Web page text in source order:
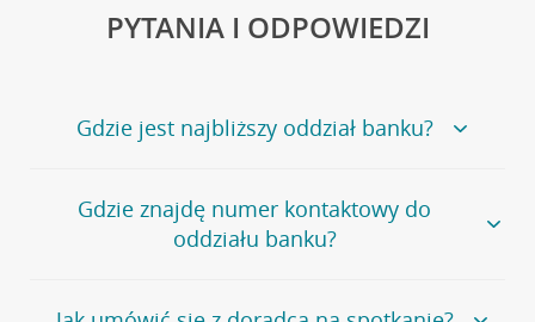
PYTANIA I ODPOWIEDZI
Gdzie jest najbliższy oddział banku?
Jeśli szukasz oddziału naszego banku, zapraszamy na
stronęPlacówki i bankomaty, na której znajduje się
wygodna wyszukiwarka.
oddziałów
Gdzie znajdę numer kontaktowy do
oddziału banku?
Bank Credit Agricole nie udostępnia ogólnego numeru